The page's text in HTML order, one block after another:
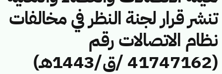
تنشر قرار لجنة النظر في مخالفات
نظام الاتصالات رقم
(41747162 /ق/1443هـ)